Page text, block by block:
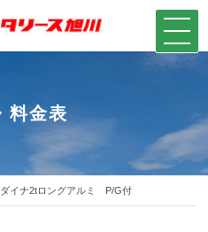
料金表
ダイナ2tロングアルミ P/G付